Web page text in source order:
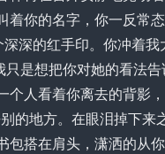
你的名字，你一反常
深的红手印。你冲着
是想把你对她的看法
人看着你离去的背影
的地方。在眼泪掉下
搭在肩头，潇洒的从